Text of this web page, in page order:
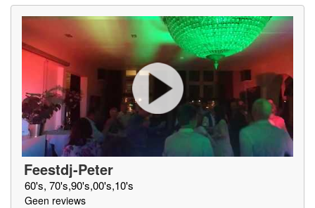
Feestdj-Peter
60's, 70's,90's,00's,10's
Geen reviews